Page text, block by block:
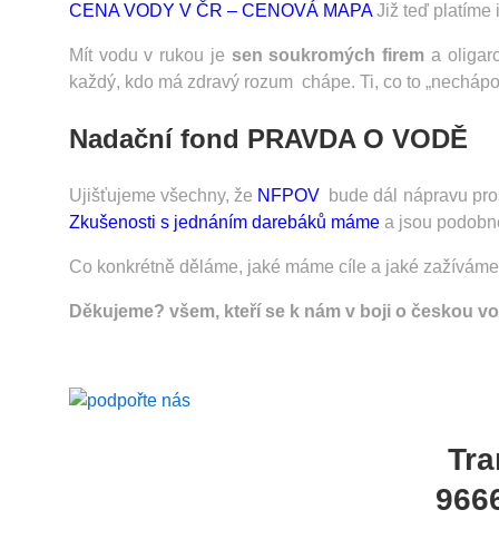
CENA VODY V ČR – CENOVÁ MAPAJiž teď platíme
Mít vodu v rukou je sen soukromých firem a
každý, kdo má zdravý rozum chápe. Ti, co to
Nadační fond PRAVDA O VODĚ
Ujišťujeme všechny, že NFPOV bude dál nápravu
Zkušenosti s jednáním darebáků mámea jsou
Co konkrétně děláme, jaké máme cíle a jaké
Děkujeme? všem, kteří se k nám v boji o českou